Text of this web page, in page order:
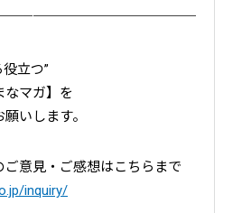
立つ”
なマガ】を
いします。
意見・ご感想はこちらまで
inquiry/